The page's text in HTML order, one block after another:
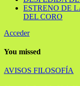
ESTRENO DE
DEL CORO
Acceder
You missed
AVISOS FILOSOFÍA